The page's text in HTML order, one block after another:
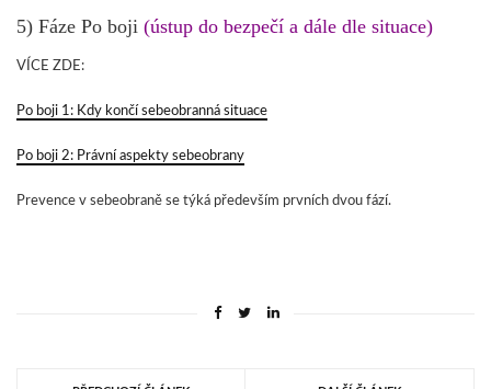
5) Fáze Po boji (ústup do bezpečí a dále dle situace)
VÍCE ZDE:
Po boji 1: Kdy končí sebeobranná situace
Po boji 2: Právní aspekty sebeobrany
Prevence v sebeobraně se týká především prvních dvou fází.